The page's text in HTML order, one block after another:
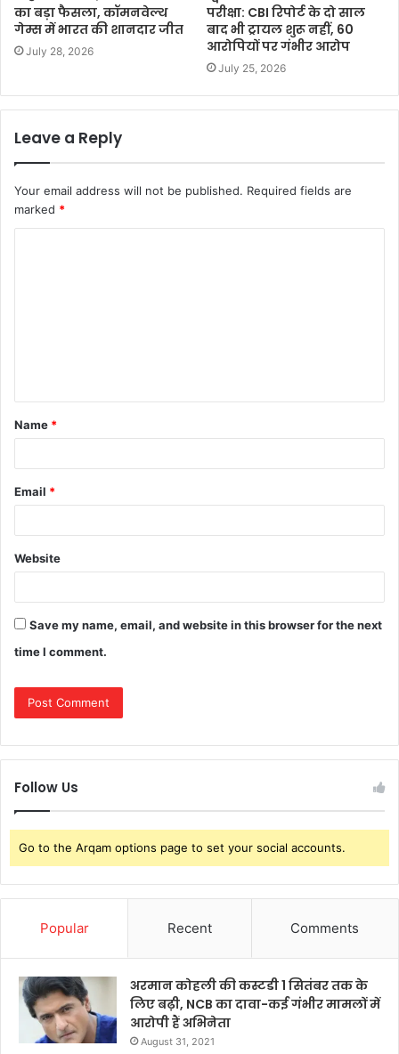
का बड़ा फैसला, कॉमनवेल्थ
गेम्स में भारत की शानदार जीत
July 28, 2026
परीक्षा: CBI रिपोर्ट के दो साल
बाद भी ट्रायल शुरू नहीं, 60
आरोपियों पर गंभीर आरोप
July 25, 2026
Leave a Reply
Your email address will not be published. Required fields are
marked *
t
*
Name *
Email *
Website
Save my name, email, and website in this browser for the next
time I comment.
Follow Us
Go to the Arqam options page to set your social accounts.
Popular Recent Comments
अरमान कोहली की कस्टडी 1 सितंबर तक के
लिए बढ़ी, NCB का दावा-कई गंभीर मामलों में
आरोपी हैं अभिनेता
August 31, 2021